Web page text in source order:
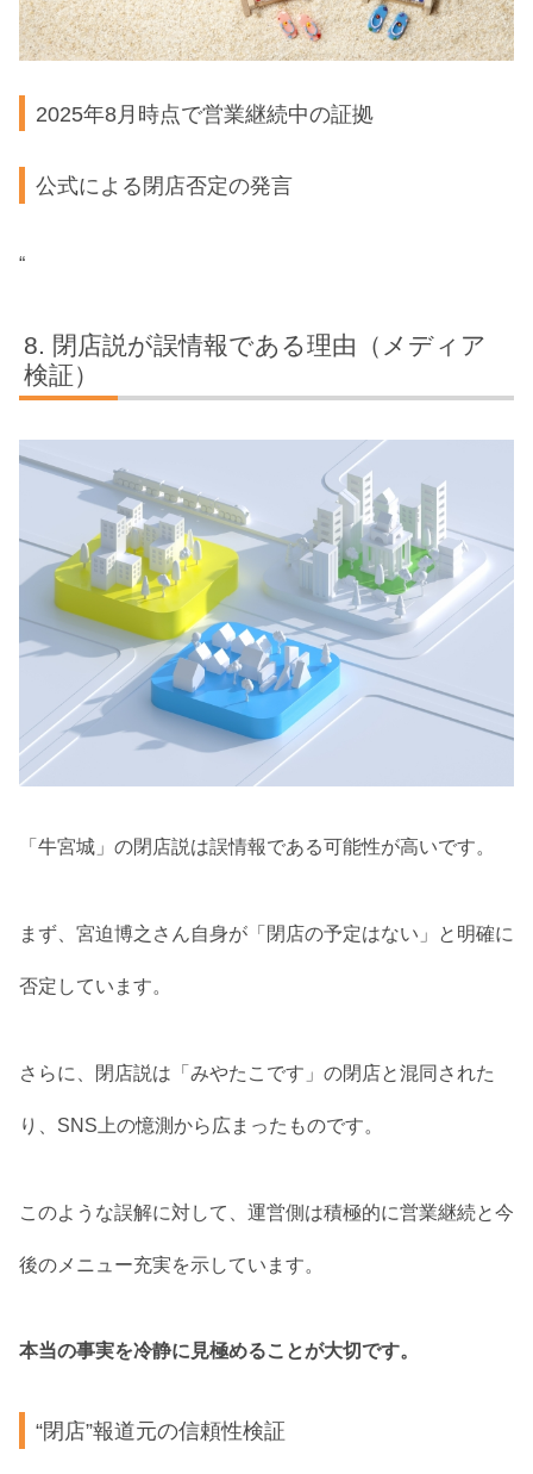
2025年8月時点で営業継続中の証拠
公式による閉店否定の発言
“
閉店説が誤情報である理由（メディア
検証）
「牛宮城」の閉店説は誤情報である可能性が高いです。
まず、宮迫博之さん自身が「閉店の予定はない」と明確に
否定しています。
さらに、閉店説は「みやたこです」の閉店と混同された
り、SNS上の憶測から広まったものです。
このような誤解に対して、運営側は積極的に営業継続と今
後のメニュー充実を示しています。
本当の事実を冷静に見極めることが大切です。
“閉店”報道元の信頼性検証